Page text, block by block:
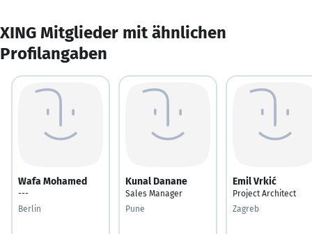
XING Mitglieder mit ähnlichen
Profilangaben
Wafa Mohamed
---
Berlin
Kunal Danane
Sales Manager
Pune
Emil Vrkić
Project Architect
Zagreb